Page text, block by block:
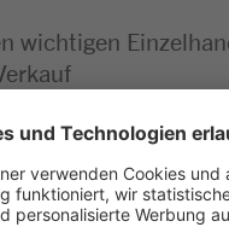
Kassieren bis